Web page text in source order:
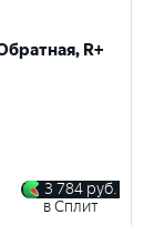
R+
3 784 руб.
в Сплит